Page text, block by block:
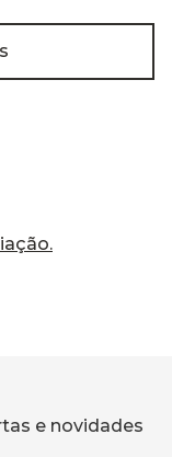
e novidades